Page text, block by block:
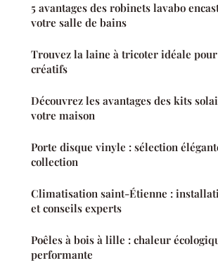
5 avantages des robinets lavabo
votre salle de bains
Trouvez la laine à tricoter idéale
créatifs
Découvrez les avantages des kits
votre maison
Porte disque vinyle : sélection
collection
Climatisation saint-Étienne :
et conseils experts
Poêles à bois à lille : chaleur
performante